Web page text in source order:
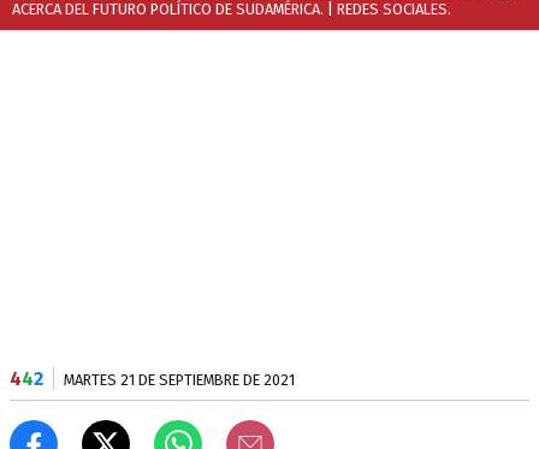
ACERCA DEL FUTURO POLÍTICO DE SUDAMÉRICA. | REDES SOCIALES.
442 MARTES 21 DE SEPTIEMBRE DE 2021